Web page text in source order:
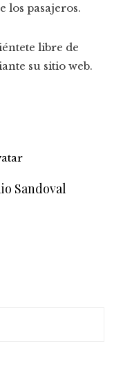
los pasajeros.
libre de
su sitio web.
Sandoval